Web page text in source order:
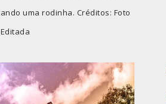
uma rodinha. Créditos: Foto